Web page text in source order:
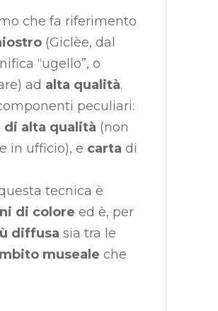
che fa riferimento
(Giclèe, dal
“ugello”, o
ad alta qualità.
peculiari:
di alta qualità (non
in ufficio), e carta di
tecnica è
di colore ed è, per
diffusa sia tra le
museale che